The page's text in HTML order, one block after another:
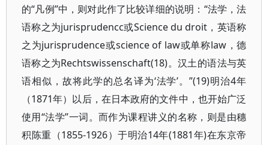
的“凡例”中，则对此作了比较详细的说明：“法学，法
语称之为jurisprudencc或Science du droit，英语称
之为jurisprudence或science of law或单称law，德
语称之为Rechtswissenschaft(18)。汉土的语法与英
语相似，故将此学的总名译为‘法学’。”(19)明治4年
（1871年）以后，在日本政府的文件中，也开始广泛
使用“法学”一词。而作为课程讲义的名称，则是由穗
积陈重（1855-1926）于明治14年(1881年)在东京帝